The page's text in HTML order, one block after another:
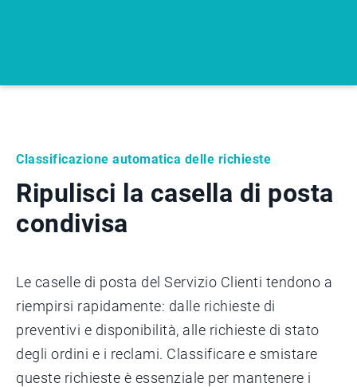
Classificazione automatica delle richieste
Ripulisci la casella di posta
condivisa
Le caselle di posta del Servizio Clienti tendono a
riempirsi rapidamente: dalle richieste di
preventivi e disponibilità, alle richieste di stato
degli ordini e i reclami. Classificare e smistare
queste richieste è essenziale per mantenere i